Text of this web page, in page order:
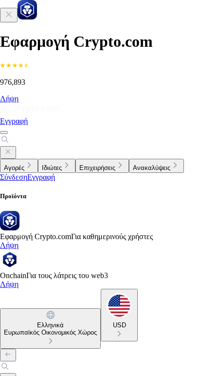
Εφαρμογή Crypto.com
976,893
Λήψη
Εγγραφή
Αγορές Ιδιώτες Επιχειρήσεις Ανακαλύψεις
ΣύνδεσηΕγγραφή
Προϊόντα
Εφαρμογή Crypto.comΓια καθημερινούς χρήστες
Λήψη
OnchainΓια τους λάτρεις του web3
Λήψη
Ελληνικά
Ευρωπαϊκός Οικονομικός Χώρος
USD